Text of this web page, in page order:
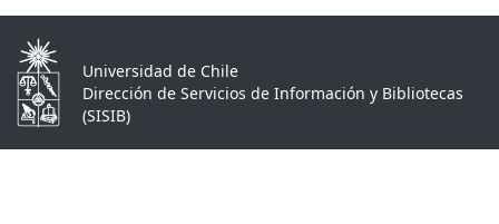
Universidad de Chile
Dirección de Servicios de Información y Bibliotecas
(SISIB)